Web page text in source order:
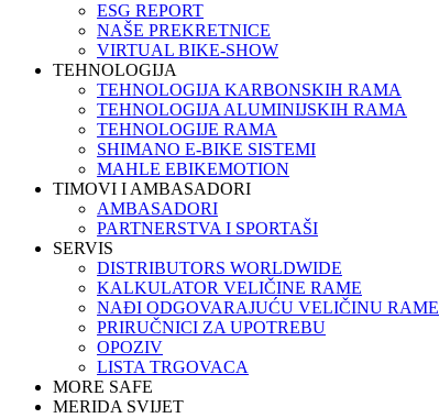
ESG REPORT
NAŠE PREKRETNICE
VIRTUAL BIKE-SHOW
TEHNOLOGIJA
TEHNOLOGIJA KARBONSKIH RAMA
TEHNOLOGIJA ALUMINIJSKIH RAMA
TEHNOLOGIJE RAMA
SHIMANO E-BIKE SISTEMI
MAHLE EBIKEMOTION
TIMOVI I AMBASADORI
AMBASADORI
PARTNERSTVA I SPORTAŠI
SERVIS
DISTRIBUTORS WORLDWIDE
KALKULATOR VELIČINE RAME
NAĐI ODGOVARAJUĆU VELIČINU RAME
PRIRUČNICI ZA UPOTREBU
OPOZIV
LISTA TRGOVACA
MORE SAFE
MERIDA SVIJET